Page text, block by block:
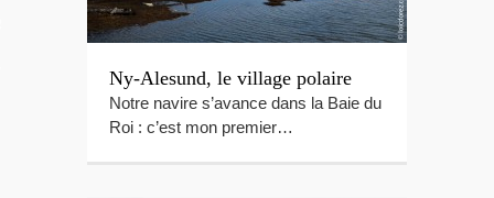
PORTFOLIOS
Ny-Alesund, le village polaire
Notre navire s’avance dans la Baie du
Roi : c’est mon premier…